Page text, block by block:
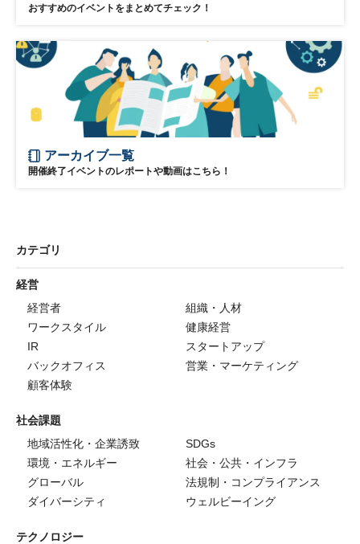
おすすめのイベントをまとめてチェック！
アーカイブ一覧
開催終了イベントのレポートや動画はこちら！
カテゴリ
経営
経営者
組織・人材
ワークスタイル
健康経営
IR
スタートアップ
バックオフィス
営業・マーケティング
顧客体験
社会課題
地域活性化・企業誘致
SDGs
環境・エネルギー
社会・公共・インフラ
グローバル
法規制・コンプライアンス
ダイバーシティ
ウェルビーイング
テクノロジー